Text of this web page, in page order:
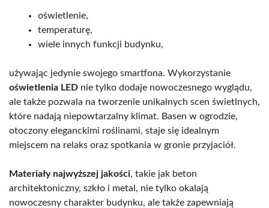
oświetlenie,
temperaturę,
wiele innych funkcji budynku,
używając jedynie swojego smartfona. Wykorzystanie
oświetlenia LED nie tylko dodaje nowoczesnego wyglądu,
ale także pozwala na tworzenie unikalnych scen świetlnych,
które nadają niepowtarzalny klimat. Basen w ogrodzie,
otoczony eleganckimi roślinami, staje się idealnym
miejscem na relaks oraz spotkania w gronie przyjaciół.
Materiały najwyższej jakości, takie jak beton
architektoniczny, szkło i metal, nie tylko okalają
nowoczesny charakter budynku, ale także zapewniają